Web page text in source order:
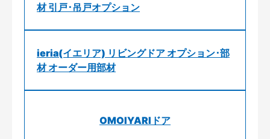
材 引戸･吊戸オプション
ieria(イエリア) リビングドア オプション･部
材 オーダー用部材
OMOIYARIドア